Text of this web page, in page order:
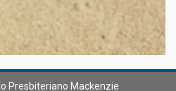
Presbiteriano Mackenzie